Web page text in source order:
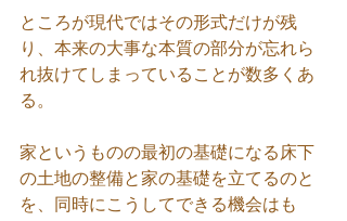
ところが現代ではその形式だけが残
り、本来の大事な本質の部分が忘れら
れ抜けてしまっていることが数多くあ
る。
家というものの最初の基礎になる床下
の土地の整備と家の基礎を立てるのと
を、同時にこうしてできる機会はも